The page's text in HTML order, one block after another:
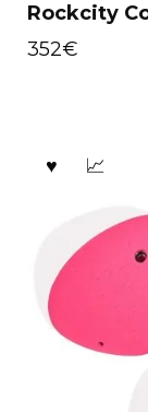
Rockcity
352€